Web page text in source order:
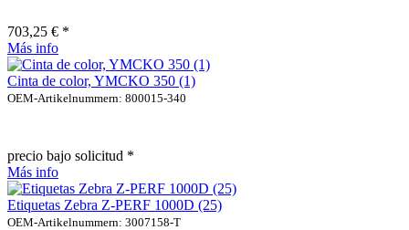
703,25 € *
Más info
Cinta de color, YMCKO 350 (1)
OEM-Artikelnummern: 800015-340
precio bajo solicitud *
Más info
Etiquetas Zebra Z-PERF 1000D (25)
OEM-Artikelnummern: 3007158-T